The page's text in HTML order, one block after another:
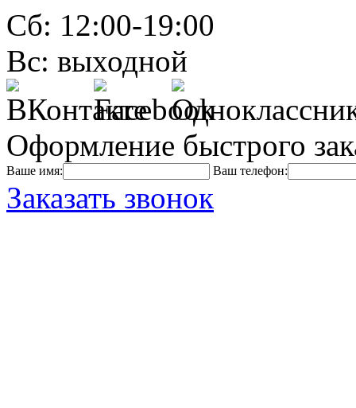
Сб: 12:00-19:00
Вс: выходной
Оформление быстрого
Ваше имя: Ваш телефон:
Заказать звонок